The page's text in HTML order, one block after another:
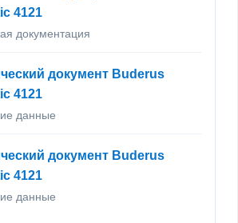
4121
документация
документ Buderus
4121
данные
документ Buderus
4121
данные